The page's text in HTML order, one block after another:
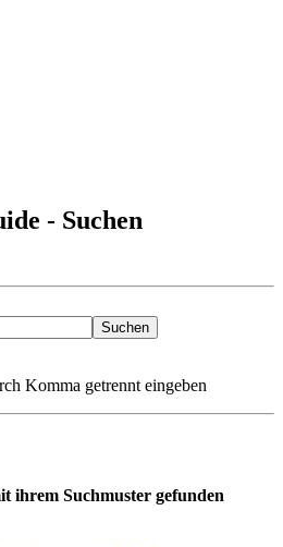
- Suchen
Komma getrennt eingeben
ihrem Suchmuster gefunden